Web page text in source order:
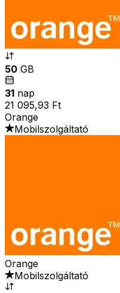
50 GB
31 nap
21 095,93 Ft
Orange
Mobilszolgáltató
Orange
Mobilszolgáltató